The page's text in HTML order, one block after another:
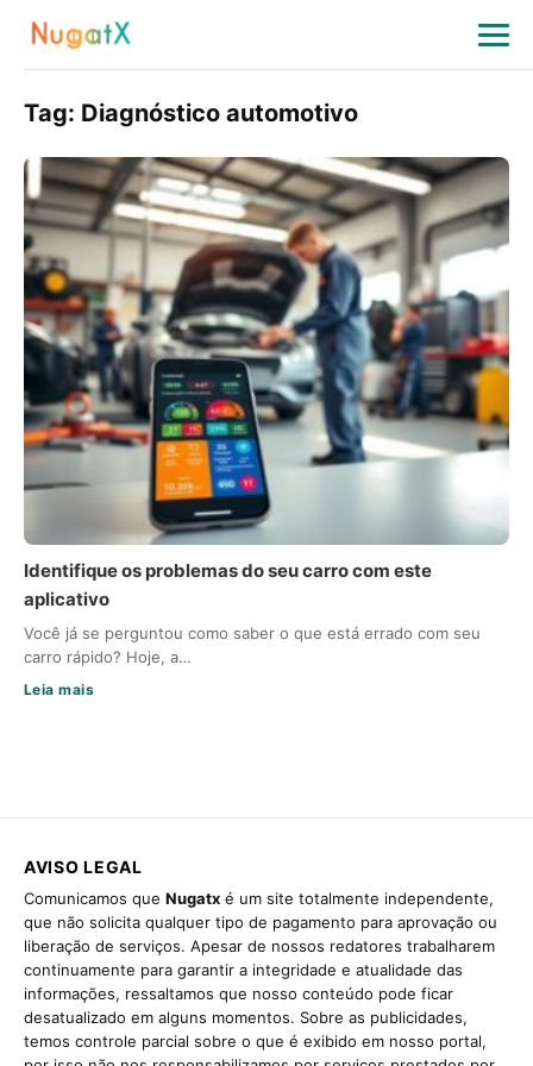
Tag: Diagnóstico automotivo
Identifique os problemas do seu carro com este
aplicativo
Você já se perguntou como saber o que está errado com seu
carro rápido? Hoje, a…
Leia mais
AVISO LEGAL
Comunicamos que Nugatx é um site totalmente independente,
que não solicita qualquer tipo de pagamento para aprovação ou
liberação de serviços. Apesar de nossos redatores trabalharem
continuamente para garantir a integridade e atualidade das
informações, ressaltamos que nosso conteúdo pode ficar
desatualizado em alguns momentos. Sobre as publicidades,
temos controle parcial sobre o que é exibido em nosso portal,